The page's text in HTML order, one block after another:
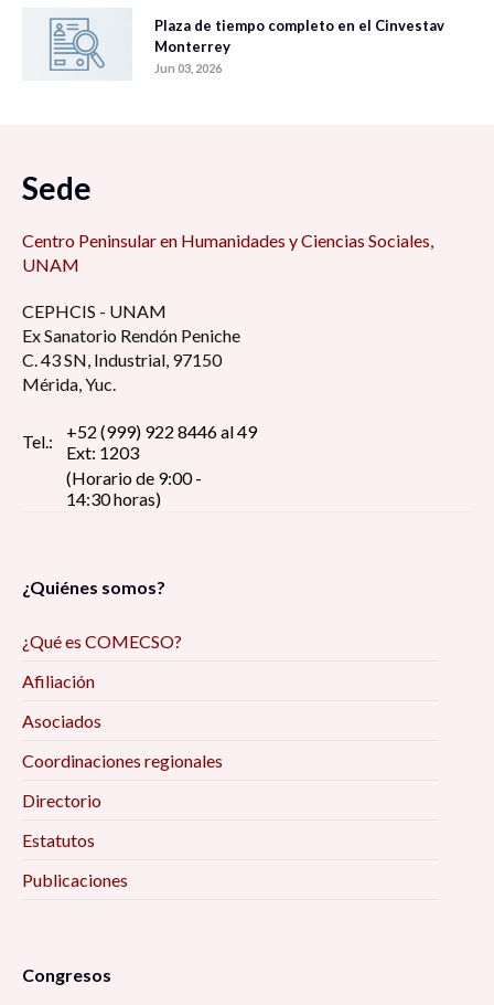
Plaza de tiempo completo en el Cinvestav
Monterrey
Jun 03, 2026
Sede
Centro Peninsular en Humanidades y Ciencias Sociales,
UNAM
CEPHCIS - UNAM
Ex Sanatorio Rendón Peniche
C. 43 SN, Industrial, 97150
Mérida, Yuc.
Tel.:
+52 (999) 922 8446 al 49
Ext: 1203
(Horario de 9:00 -
14:30 horas)
¿Quiénes somos?
¿Qué es COMECSO?
Afiliación
Asociados
Coordinaciones regionales
Directorio
Estatutos
Publicaciones
Congresos